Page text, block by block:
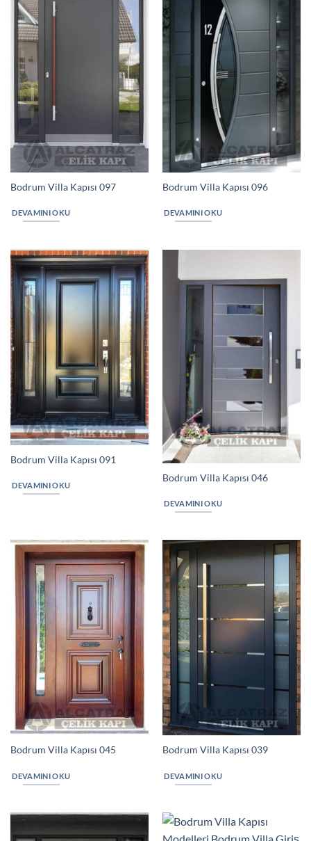
Bodrum Villa Kapısı 097
DEVAMINI OKU
Bodrum Villa Kapısı 096
DEVAMINI OKU
Bodrum Villa Kapısı 091
DEVAMINI OKU
Bodrum Villa Kapısı 046
DEVAMINI OKU
Bodrum Villa Kapısı 045
DEVAMINI OKU
Bodrum Villa Kapısı 039
DEVAMINI OKU